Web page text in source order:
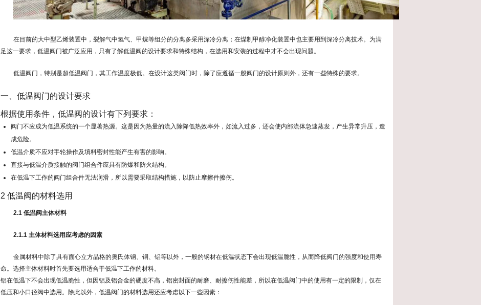
在目前的大中型乙烯装置中，裂解气中氢气、甲烷等组分的分离多采用深冷分离；在煤制甲醇净化装置中也主要用到深冷分离技术。为满
足这一要求，低温阀门被广泛应用，只有了解低温阀的设计要求和特殊结构，在选用和安装的过程中才不会出现问题。
低温阀门，特别是超低温阀门，其工作温度极低。在设计这类阀门时，除了应遵循一般阀门的设计原则外，还有一些特殊的要求。
一、低温阀门的设计要求
根据使用条件，低温阀的设计有下列要求：
阀门不应成为低温系统的一个显著热源。这是因为热量的流入除降低热效率外，如流入过多，还会使内部流体急速蒸发，产生异常升压，造
成危险。
低温介质不应对手轮操作及填料密封性能产生有害的影响。
直接与低温介质接触的阀门组合件应具有防爆和防火结构。
在低温下工作的阀门组合件无法润滑，所以需要采取结构措施，以防止摩擦件擦伤。
2 低温阀的材料选用
2.1 低温阀主体材料
2.1.1 主体材料选用应考虑的因素
金属材料中除了具有面心立方晶格的奥氏体钢、铜、铝等以外，一般的钢材在低温状态下会出现低温脆性，从而降低阀门的强度和使用寿
命。选择主体材料时首先要选用适合于低温下工作的材料。
铝在低温下不会出现低温脆性，但因铝及铝合金的硬度不高，铝密封面的耐磨、耐擦伤性能差，所以在低温阀门中的使用有一定的限制，仅在
低压和小口径阀中选用。除此以外，低温阀门的材料选用还应考虑以下一些因素：